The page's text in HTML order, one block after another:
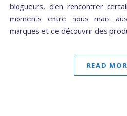
blogueurs, d’en rencontrer
moments entre nous mais
marques et de découvrir des
READ